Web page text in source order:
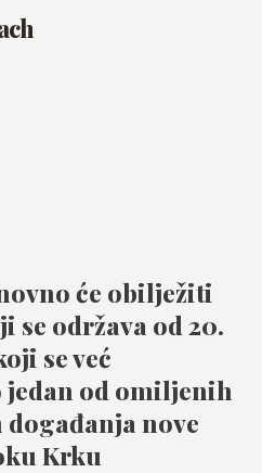
će obilježiti
se održava od 20.
se već
od omiljenih
nove
Krku